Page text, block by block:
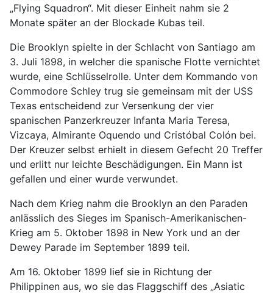
„Flying Squadron“. Mit dieser Einheit nahm sie 2
Monate später an der Blockade Kubas teil.
Die Brooklyn spielte in der Schlacht von Santiago am
3. Juli 1898, in welcher die spanische Flotte vernichtet
wurde, eine Schlüsselrolle. Unter dem Kommando von
Commodore Schley trug sie gemeinsam mit der USS
Texas entscheidend zur Versenkung der vier
spanischen Panzerkreuzer Infanta Maria Teresa,
Vizcaya, Almirante Oquendo und Cristóbal Colón bei.
Der Kreuzer selbst erhielt in diesem Gefecht 20 Treffer
und erlitt nur leichte Beschädigungen. Ein Mann ist
gefallen und einer wurde verwundet.
Nach dem Krieg nahm die Brooklyn an den Paraden
anlässlich des Sieges im Spanisch-Amerikanischen-
Krieg am 5. Oktober 1898 in New York und an der
Dewey Parade im September 1899 teil.
Am 16. Oktober 1899 lief sie in Richtung der
Philippinen aus, wo sie das Flaggschiff des „Asiatic